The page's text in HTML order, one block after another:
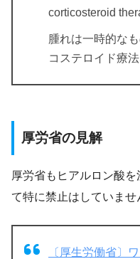
corticosteroid
腫れは一時的な
コステロイド療
厚労省の見解
厚労省もヒアルロン酸
て特に禁止はしていませ
〔厚生労働省〕